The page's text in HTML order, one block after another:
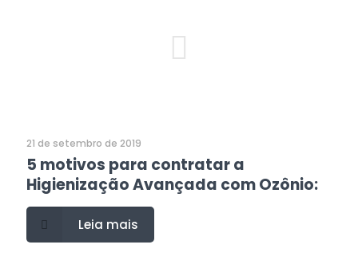
21 de setembro de 2019
5 motivos para contratar a
Higienização Avançada com Ozônio:
Leia mais